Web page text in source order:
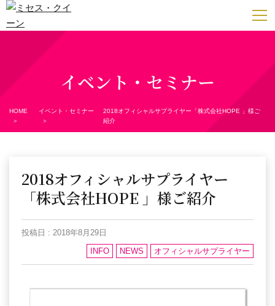
About ミセスクイーン
応募要項・日程
イベント・セミナー
社団法人・事務局について
お問い合わせ
イベント・セミナー
HOME イベント・セミナー
2018オフィシャルサプライヤー「株式会社HOPE 」様ご
紹介
2018オフィシャルサプライヤー
「株式会社HOPE 」様ご紹介
投稿日 : 2018年8月29日
INFO
NEWS オフィシャルサプライヤー